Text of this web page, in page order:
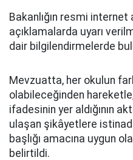
Bakanlığın resmi
açıklamalarda uyarı
dair bilgilendirmelerde
Mevzuatta, her okulun
olabileceğinden
ifadesinin yer aldığının
ulaşan şikâyetlere
başlığı amacına uygun
belirtildi.